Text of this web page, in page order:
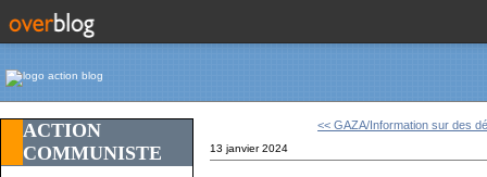
ACTION
COMMUNISTE
<< GAZA/Information sur des
13 janvier 2024